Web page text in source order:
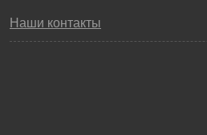
Наши контакты